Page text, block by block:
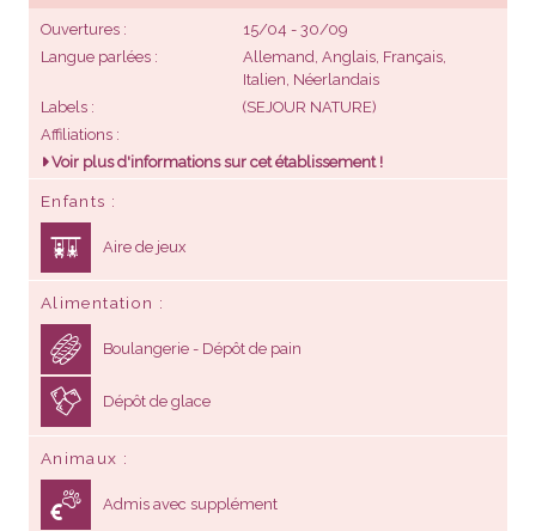
Ouvertures
15/04 - 30/09
Langue parlées
Allemand, Anglais, Français,
Italien, Néerlandais
Labels
(SEJOUR NATURE)
Affiliations
Voir plus d'informations sur cet établissement !
Enfants
Aire de jeux
Alimentation
Boulangerie - Dépôt de pain
Dépôt de glace
Animaux
Admis avec supplément